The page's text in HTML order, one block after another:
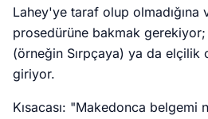
Lahey'ye taraf olup olmadığına
prosedürüne bakmak
(örneğin Sırpçaya) ya da elçilik
giriyor.
Kısacası: "Makedonca belgemi